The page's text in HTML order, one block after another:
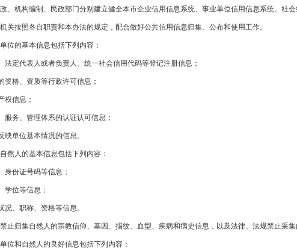
机构编制、民政部门分别建立健全本市企业信用信息系统、事业单位信用信息系统、社会
按照各自职责和本办法的规定，配合做好公共信用信息归集、公布和使用工作。
的基本信息包括下列内容：
定代表人或者负责人、统一社会信用代码等登记注册信息；
格、资质等行政许可信息；
信息；
务、管理体系的认证认可信息；
单位基本情况的信息。
人的基本信息包括下列内容：
份证号码等信息；
位等信息；
、职称、资格等信息。
集自然人的宗教信仰、基因、指纹、血型、疾病和病史信息，以及法律、法规禁止采集
自然人的良好信息包括下列内容：